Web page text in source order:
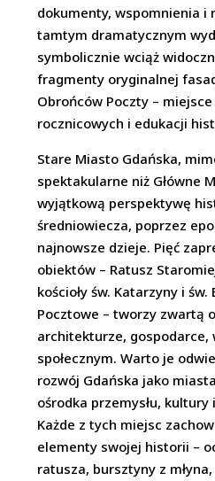
dokumenty, wspomnienia i
tamtym dramatycznym
symbolicznie wciąż
fragmenty oryginalnej
Obrońców Poczty –
rocznicowych i edukacji
Stare Miasto Gdańska,
spektakularne niż Główne
wyjątkową perspektywę
średniowiecza, poprzez
najnowsze dzieje. Pięć
obiektów – Ratusz
kościoły św. Katarzyny i
Pocztowe – tworzy zwartą
architekturze, gospodarce,
społecznym. Warto je
rozwój Gdańska jako
ośrodka przemysłu,
Każde z tych miejsc
elementy swojej historii –
ratusza, bursztyny z